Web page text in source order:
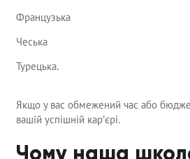
Французька
Чеська
Турецька.
Якщо у вас обмежений час або
вашій успішній кар’єрі.
Чому наша